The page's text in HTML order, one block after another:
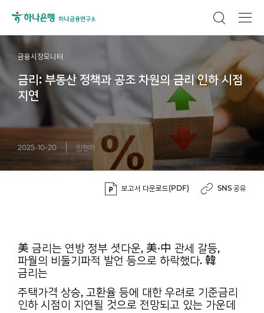
금융시장모니터
금리: 부동산 정책과 공조 차원의 금리 인하 시점
지연
2025-10-20 민현하
보고서 다운로드(PDF) SNS 공유
美 금리는 연방 정부 셧다운, 美·中 관세 갈등,
파월의 비둘기파적 발언 등으로 하락했다. 韓
금리는
주택가격 상승, 고환율 등에 대한 우려로 기준금리
인하 시점이 지연될 것으로 전망되고 있는 가운데